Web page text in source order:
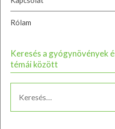
Rólam
Keresés a gyógynövények
témái között